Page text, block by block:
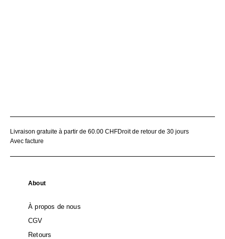
Livraison gratuite à partir de 60.00 CHFDroit de retour de 30 jours
Avec facture
About
À propos de nous
CGV
Retours